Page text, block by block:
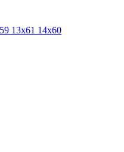
13x61 14x60